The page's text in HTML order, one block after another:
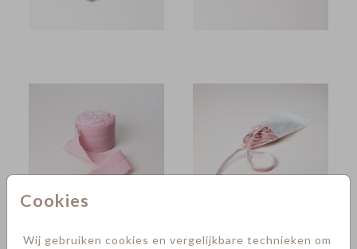
Cookies
Wij gebruiken cookies en vergelijkbare technieken om